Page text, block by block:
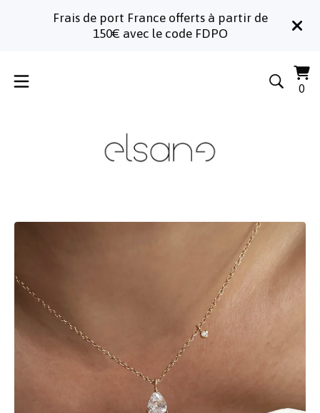
Frais de port France offerts à partir de
150€ avec le code FDPO
0